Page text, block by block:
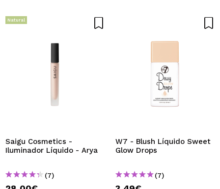
Natural
Saigu Cosmetics -
Iluminador Líquido - Arya
(7)
W7 - Blush Líquido Sweet
Glow Drops
(7)